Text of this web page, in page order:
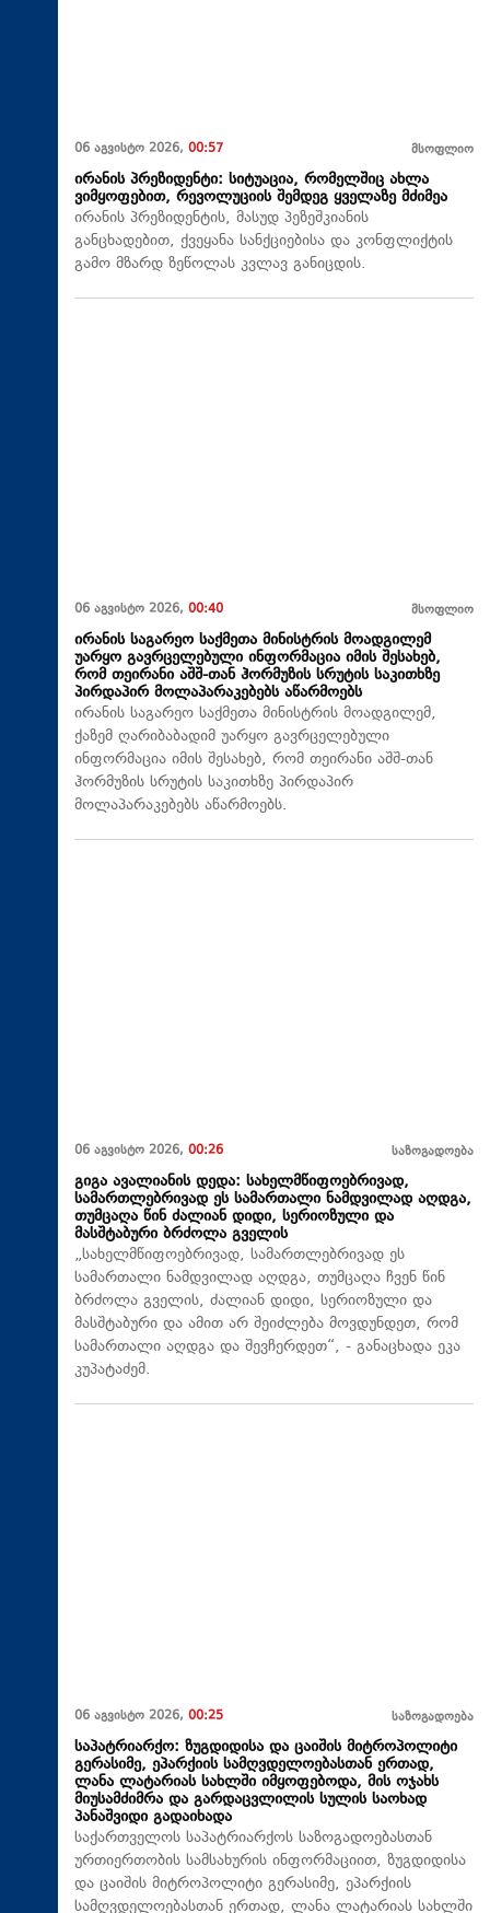
06 აგვისტო 2026, 00:57 მსოფლიო
ირანის პრეზიდენტი: სიტუაცია, რომელშიც ახლა
ვიმყოფებით, რევოლუციის შემდეგ ყველაზე მძიმეა
ირანის პრეზიდენტის, მასუდ პეზეშკიანის
განცხადებით, ქვეყანა სანქციებისა და კონფლიქტის
გამო მზარდ ზეწოლას კვლავ განიცდის.
06 აგვისტო 2026, 00:40 მსოფლიო
ირანის საგარეო საქმეთა მინისტრის მოადგილემ
უარყო გავრცელებული ინფორმაცია იმის შესახებ,
რომ თეირანი აშშ-თან ჰორმუზის სრუტის საკითხზე
პირდაპირ მოლაპარაკებებს აწარმოებს
ირანის საგარეო საქმეთა მინისტრის მოადგილემ,
ქაზემ ღარიბაბადიმ უარყო გავრცელებული
ინფორმაცია იმის შესახებ, რომ თეირანი აშშ-თან
ჰორმუზის სრუტის საკითხზე პირდაპირ
მოლაპარაკებებს აწარმოებს.
06 აგვისტო 2026, 00:26 საზოგადოება
გიგა ავალიანის დედა: სახელმწიფოებრივად,
სამართლებრივად ეს სამართალი ნამდვილად აღდგა,
თუმცაღა წინ ძალიან დიდი, სერიოზული და
მასშტაბური ბრძოლა გველის
„სახელმწიფოებრივად, სამართლებრივად ეს
სამართალი ნამდვილად აღდგა, თუმცაღა ჩვენ წინ
ბრძოლა გველის, ძალიან დიდი, სერიოზული და
მასშტაბური და ამით არ შეიძლება მოვდუნდეთ, რომ
სამართალი აღდგა და შევჩერდეთ“, - განაცხადა ეკა
კუპატაძემ.
06 აგვისტო 2026, 00:25 საზოგადოება
საპატრიარქო: ზუგდიდისა და ცაიშის მიტროპოლიტი
გერასიმე, ეპარქიის სამღვდელოებასთან ერთად,
ლანა ლატარიას სახლში იმყოფებოდა, მის ოჯახს
მიუსამძიმრა და გარდაცვლილის სულის საოხად
პანაშვიდი გადაიხადა
საქართველოს საპატრიარქოს საზოგადოებასთან
ურთიერთობის სამსახურის ინფორმაციით, ზუგდიდისა
და ცაიშის მიტროპოლიტი გერასიმე, ეპარქიის
სამღვდელოებასთან ერთად, ლანა ლატარიას სახლში